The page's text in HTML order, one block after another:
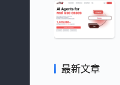
最新文章